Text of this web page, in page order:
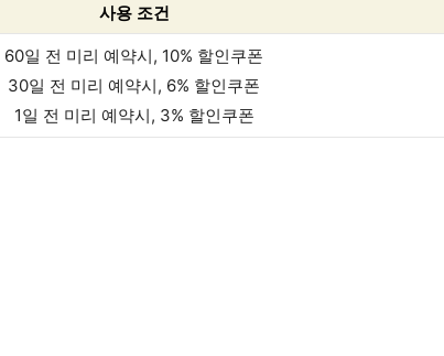
사용 조건
60일 전 미리 예약시, 10% 할인쿠폰
30일 전 미리 예약시, 6% 할인쿠폰
1일 전 미리 예약시, 3% 할인쿠폰